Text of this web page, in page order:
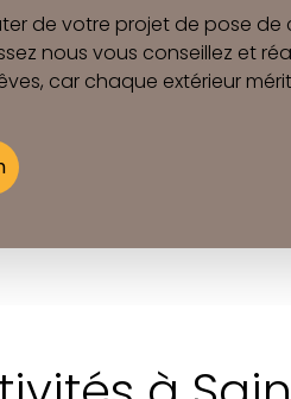
de votre projet de pose de
nous vous conseillez et
car chaque extérieur